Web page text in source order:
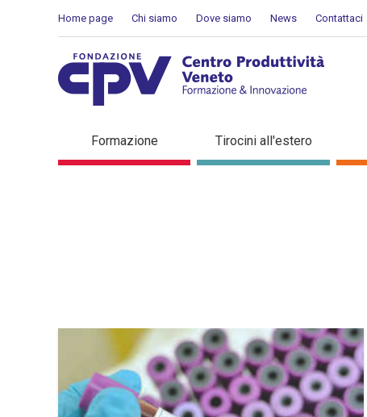
Home page Chi siamo Dove siamo News Contattaci
Dettaglio in evidenza
Formazione Tirocini all'estero